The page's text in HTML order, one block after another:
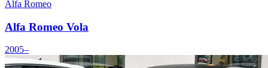
Alfa Romeo
Alfa Romeo Vola
2005–